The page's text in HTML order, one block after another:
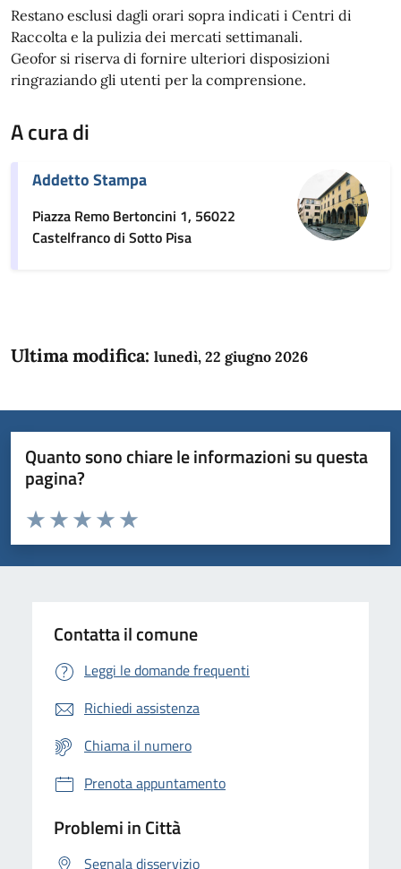
Restano esclusi dagli orari sopra indicati i Centri di
Raccolta e la pulizia dei mercati settimanali.
Geofor si riserva di fornire ulteriori disposizioni
ringraziando gli utenti per la comprensione.
A cura di
Addetto Stampa
Piazza Remo Bertoncini 1, 56022
Castelfranco di Sotto Pisa
Ultima modifica: lunedì, 22 giugno 2026
Quanto sono chiare le informazioni su questa
pagina?
Domanda
Valuta da 1 a 5 stelle la pagina
Valuta 5 stelle su 5
Valuta 4 stelle su 5
Valuta 3 stelle su 5
Valuta 2 stelle su 5
Valuta 1 stelle su 5
Contatta il comune
Leggi le domande frequenti
Richiedi assistenza
Chiama il numero
Prenota appuntamento
Problemi in Città
Segnala disservizio